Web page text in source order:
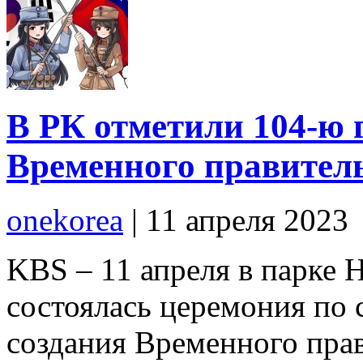
В РК отметили 104-ю
Временного
onekorea | 11 апреля 2023
KBS – 11 апреля в парке
состоялась церемония
создания Временного